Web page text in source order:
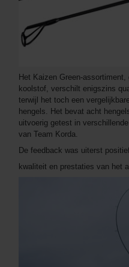
Het Kaizen Green-
koolstof, verschilt enigszins
terwijl het toch een
hengels. Het bevat acht
uitvoerig getest in
van Team Korda.
De feedback was uiterst
kwaliteit en prestaties van het